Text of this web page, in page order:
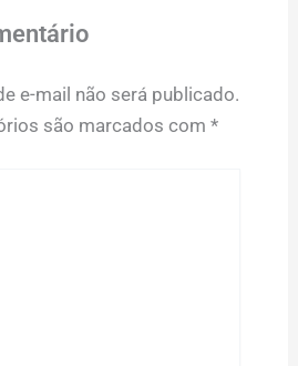
e-mail não será publicado.
são marcados com *